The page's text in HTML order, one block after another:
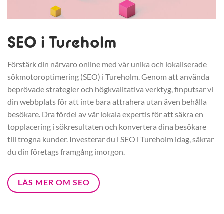
SEO i Tureholm
Förstärk din närvaro online med vår unika och lokaliserade
sökmotoroptimering (SEO) i Tureholm. Genom att använda
beprövade strategier och högkvalitativa verktyg, finputsar vi
din webbplats för att inte bara attrahera utan även behålla
besökare. Dra fördel av vår lokala expertis för att säkra en
topplacering i sökresultaten och konvertera dina besökare
till trogna kunder. Investerar du i SEO i Tureholm idag, säkrar
du din företags framgång imorgon.
LÄS MER OM SEO